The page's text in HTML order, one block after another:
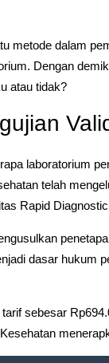
metode dalam
Dengan
atau tidak?
laboratorium
telah
Rapid
dasar hukum
sebesar